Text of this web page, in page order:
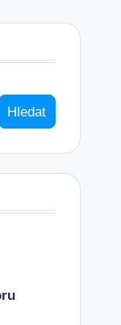
Hledat